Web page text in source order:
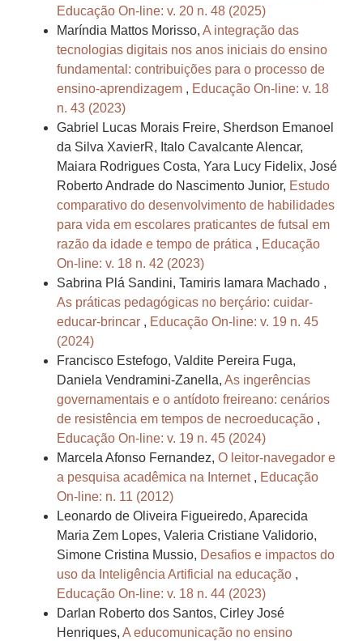
Educação On-line: v. 20 n. 48 (2025)
Maríndia Mattos Morisso, A integração das
tecnologias digitais nos anos iniciais do ensino
fundamental: contribuições para o processo de
ensino-aprendizagem , Educação On-line: v. 18
n. 43 (2023)
Gabriel Lucas Morais Freire, Sherdson Emanoel
da Silva XavierR, Italo Cavalcante Alencar,
Maiara Rodrigues Costa, Yara Lucy Fidelix, José
Roberto Andrade do Nascimento Junior, Estudo
comparativo do desenvolvimento de habilidades
para vida em escolares praticantes de futsal em
razão da idade e tempo de prática , Educação
On-line: v. 18 n. 42 (2023)
Sabrina Plá Sandini, Tamiris Iamara Machado ,
As práticas pedagógicas no berçário: cuidar-
educar-brincar , Educação On-line: v. 19 n. 45
(2024)
Francisco Estefogo, Valdite Pereira Fuga,
Daniela Vendramini-Zanella, As ingerências
governamentais e o antídoto freireano: cenários
de resistência em tempos de necroeducação ,
Educação On-line: v. 19 n. 45 (2024)
Marcela Afonso Fernandez, O leitor-navegador e
a pesquisa acadêmica na Internet , Educação
On-line: n. 11 (2012)
Leonardo de Oliveira Figueiredo, Aparecida
Maria Zem Lopes, Valeria Cristiane Validorio,
Simone Cristina Mussio, Desafios e impactos do
uso da Inteligência Artificial na educação ,
Educação On-line: v. 18 n. 44 (2023)
Darlan Roberto dos Santos, Cirley José
Henriques, A educomunicação no ensino